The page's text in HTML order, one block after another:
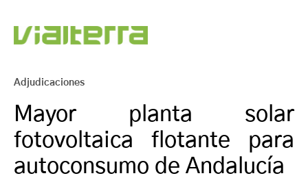
Adjudicaciones
Mayor planta solar
fotovoltaica flotante para
autoconsumo de Andalucía